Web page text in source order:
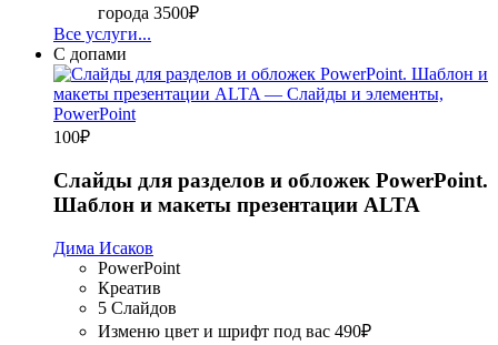
города 3500₽
Все услуги...
С допами
100₽
Слайды для разделов и обложек PowerPoint.
Шаблон и макеты презентации ALTA
Дима Исаков
PowerPoint
Креатив
5 Слайдов
Изменю цвет и шрифт под вас 490₽